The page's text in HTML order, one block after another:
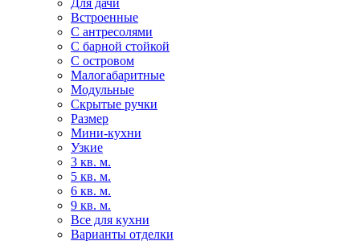
Для дачи
Встроенные
С антресолями
С барной стойкой
С островом
Малогабаритные
Модульные
Скрытые ручки
Размер
Мини-кухни
Узкие
3 кв. м.
5 кв. м.
6 кв. м.
9 кв. м.
Все для кухни
Варианты отделки